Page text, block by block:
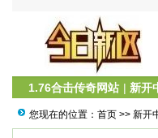
1.76合击传奇网站 | 新开
您现在的位置： 首页 >> 新开